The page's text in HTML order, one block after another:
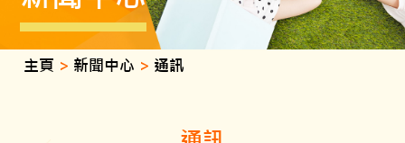
主頁 > 新聞中心 > 通訊